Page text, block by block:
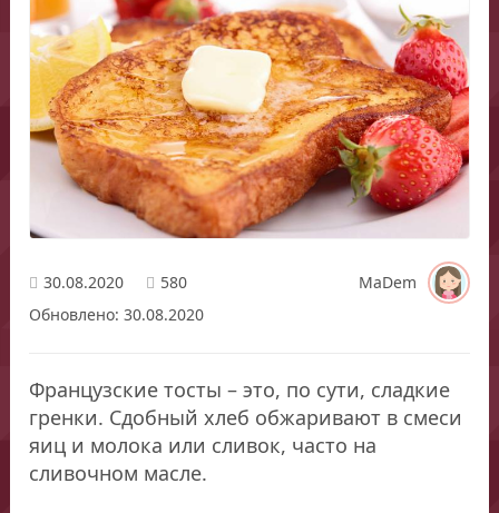
30.08.2020 580
MaDem
Обновлено: 30.08.2020
Французские тосты – это, по сути, сладкие
гренки. Сдобный хлеб обжаривают в смеси
яиц и молока или сливок, часто на
сливочном масле.